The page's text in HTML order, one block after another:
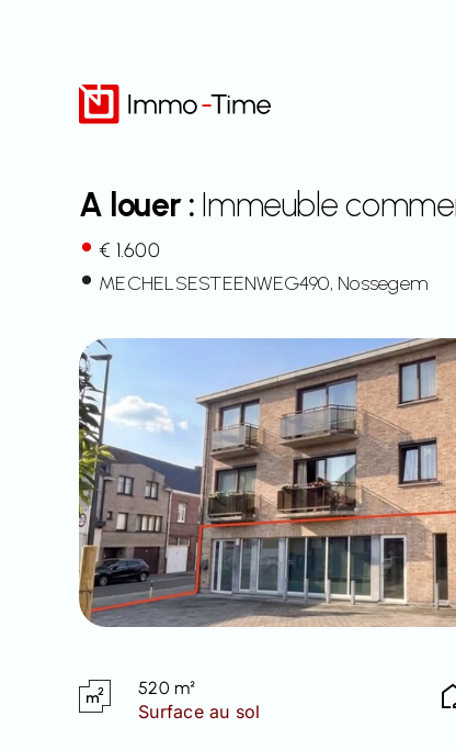
A louer : Immeuble
€ 1.600
MECHELSESTEENWEG490, Nossegem
520 m²
Surface au sol